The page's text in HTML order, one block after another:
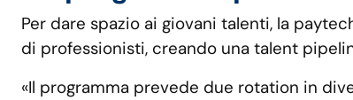
Per dare spazio ai giovani talenti, la
di professionisti, creando una talent
«Il programma prevede due rotation in